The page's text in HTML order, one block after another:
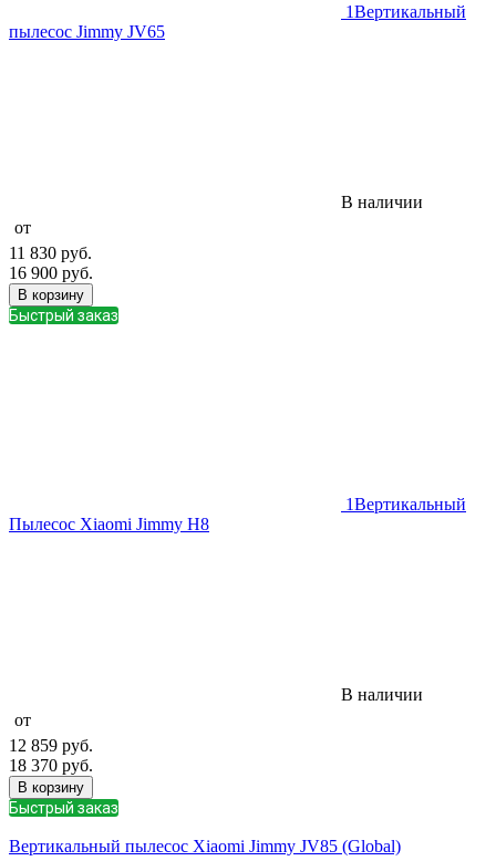
1Вертикальный
пылесос Jimmy JV65
В наличии
от
11 830 руб.
16 900 руб.
В корзину
Быстрый заказ
1Вертикальный
Пылесос Xiaomi Jimmy H8
В наличии
от
12 859 руб.
18 370 руб.
В корзину
Быстрый заказ
Вертикальный пылесос Xiaomi Jimmy JV85 (Global)